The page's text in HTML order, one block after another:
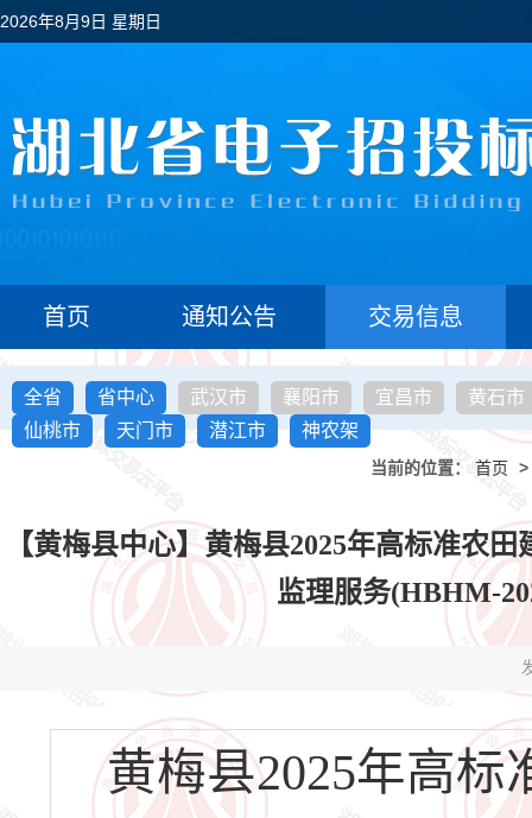
2026年8月9日 星期日
首页 通知公告 交易信息
全省 省中心 武汉市 襄阳市 宜昌市
黄石市
仙桃市
天门市 潜江市 神农架
当前的位置： 首页 >
【黄梅县中心】黄梅县2025年高标准农
监理服务(HBHM-
黄梅县2025年高标